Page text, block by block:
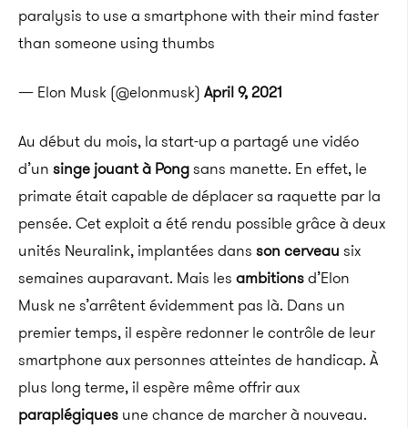
paralysis to use a smartphone with their mind faster
than someone using thumbs
— Elon Musk (@elonmusk) April 9, 2021
Au début du mois, la start-up a partagé une vidéo
d’un singe jouant à Pongsans manette. En effet, le
primate était capable de déplacer sa raquette par la
pensée. Cet exploit a été rendu possible grâce à deux
unités Neuralink, implantées dans son cerveau six
semaines auparavant. Mais les ambitionsd’Elon
Musk ne s’arrêtent évidemment pas là. Dans un
premier temps, il espère redonner le contrôle de leur
smartphone aux personnes atteintes de handicap. À
plus long terme, il espère même offrir aux
paraplégiques une chance de marcher à nouveau.